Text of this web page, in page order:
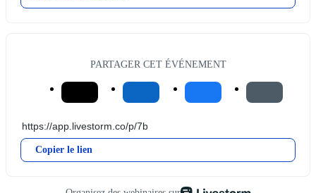
PARTAGER CET ÉVÉNEMENT
Copier le lien